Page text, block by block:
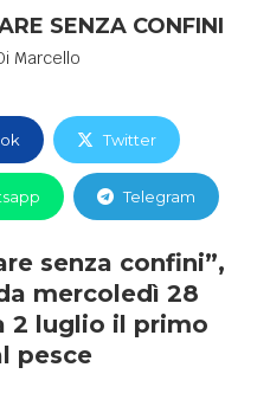
SENZA CONFINI
Marcello
Twitter
Telegram
senza confini”,
mercoledì 28
2 luglio il primo
pesce